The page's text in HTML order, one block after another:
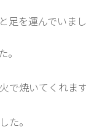
を運んでいまし
焼いてくれます
た。